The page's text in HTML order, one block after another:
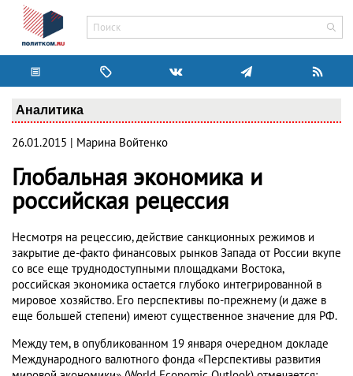
Аналитика
26.01.2015 | Марина Войтенко
Глобальная экономика и
российская рецессия
Несмотря на рецессию, действие санкционных режимов и
закрытие де-факто финансовых рынков Запада от России вкупе
со все еще труднодоступными площадками Востока,
российская экономика остается глубоко интегрированной в
мировое хозяйство. Его перспективы по-прежнему (и даже в
еще большей степени) имеют существенное значение для РФ.
Между тем, в опубликованном 19 января очередном докладе
Международного валютного фонда «Перспективы развития